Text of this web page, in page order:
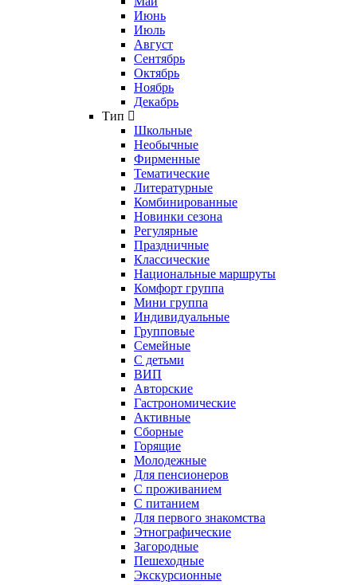
Июнь
Июль
Август
Сентябрь
Октябрь
Ноябрь
Декабрь
Тип
Школьные
Необычные
Фирменные
Тематические
Литературные
Комбинированные
Новинки сезона
Регулярные
Праздничные
Классические
Национальные маршруты
Комфорт группа
Мини группа
Индивидуальные
Групповые
Семейные
С детьми
ВИП
Авторские
Гастрономические
Активные
Сборные
Горящие
Молодежные
Для пенсионеров
С проживанием
С питанием
Для первого знакомства
Этнографические
Загородные
Пешеходные
Экскурсионные